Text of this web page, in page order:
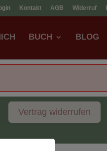
Kontakt AGB Widerruf
BUCH BLOG
Vertrag widerrufen